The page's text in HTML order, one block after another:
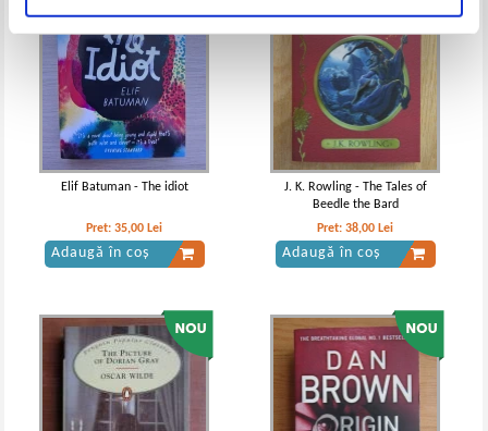
Elif Batuman - The idiot
Pret:35,00 Lei
Adaugă în coș
J. K. Rowling - The Tales of
Beedle the Bard
Pret:38,00 Lei
Adaugă în coș